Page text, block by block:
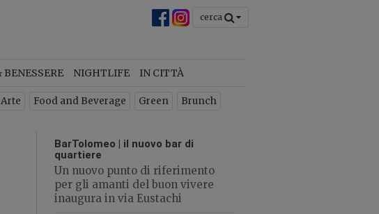
cerca
BENESSERE NIGHTLIFE IN CITTÀ
Arte Food and Beverage Green Brunch
BarTolomeo | il nuovo bar di
quartiere
Un nuovo punto di riferimento
per gli amanti del buon vivere
inaugura in via Eustachi
la